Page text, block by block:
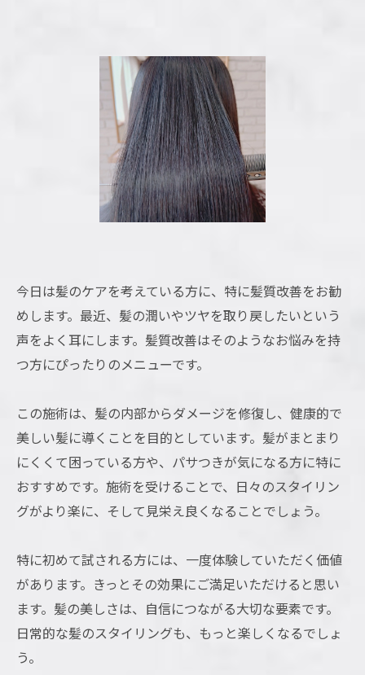
今日は髪のケアを考えている方に、特に髪質改善をお勧
めします。最近、髪の潤いやツヤを取り戻したいという
声をよく耳にします。髪質改善はそのようなお悩みを持
つ方にぴったりのメニューです。
この施術は、髪の内部からダメージを修復し、健康的で
美しい髪に導くことを目的としています。髪がまとまり
にくくて困っている方や、パサつきが気になる方に特に
おすすめです。施術を受けることで、日々のスタイリン
グがより楽に、そして見栄え良くなることでしょう。
特に初めて試される方には、一度体験していただく価値
があります。きっとその効果にご満足いただけると思い
ます。髪の美しさは、自信につながる大切な要素です。
日常的な髪のスタイリングも、もっと楽しくなるでしょ
う。